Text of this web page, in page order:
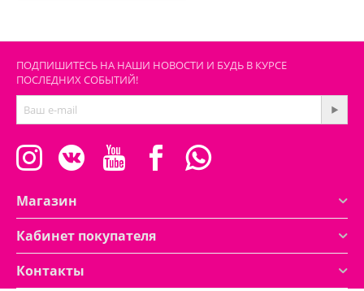
ПОДПИШИТЕСЬ НА НАШИ НОВОСТИ И БУДЬ В КУРСЕ
ПОСЛЕДНИХ СОБЫТИЙ!
Магазин
Кабинет покупателя
Контакты